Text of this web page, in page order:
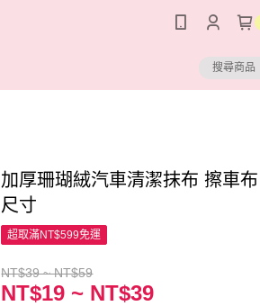
加厚珊瑚絨汽車清潔抹布 擦車
尺寸
超取滿NT$599免運
NT$39 ~ NT$59
NT$19 ~ NT$39